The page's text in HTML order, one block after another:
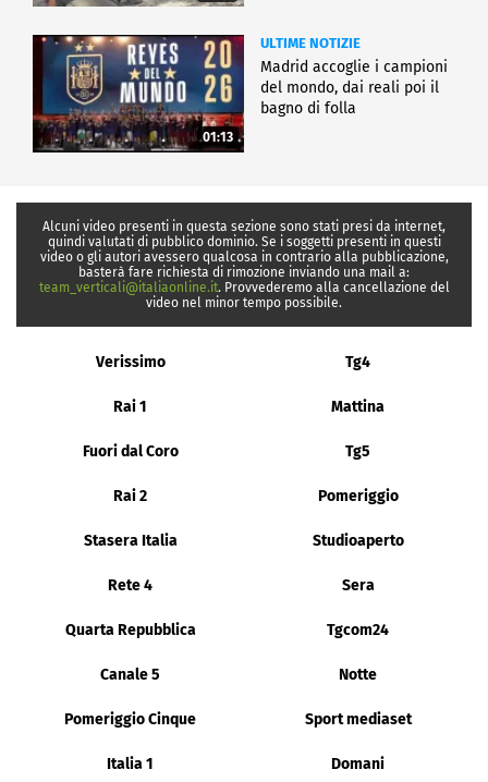
01:13
ULTIME NOTIZIE
Madrid accoglie i campioni
del mondo, dai reali poi il
bagno di folla
Alcuni video presenti in questa sezione sono stati presi da internet,
quindi valutati di pubblico dominio. Se i soggetti presenti in questi
video o gli autori avessero qualcosa in contrario alla pubblicazione,
basterà fare richiesta di rimozione inviando una mail a:
team_verticali@italiaonline.it. Provvederemo alla cancellazione del
video nel minor tempo possibile.
Verissimo Tg4
Rai 1 Mattina
Fuori dal Coro Tg5
Rai 2 Pomeriggio
Stasera Italia Studioaperto
Rete 4 Sera
Quarta Repubblica Tgcom24
Canale 5 Notte
Pomeriggio Cinque Sport mediaset
Italia 1 Domani